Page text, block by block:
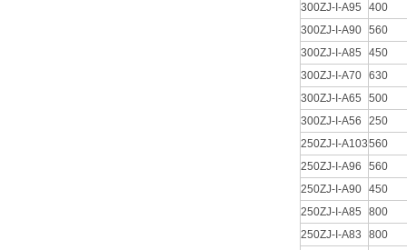
300ZJ-I-A95
400
300ZJ-I-A90 560
300ZJ-I-A85
450
300ZJ-I-A70 630
300ZJ-I-A65
500
300ZJ-I-A56
250
250ZJ-I-A103560
250ZJ-I-A96
560
250ZJ-I-A90 450
250ZJ-I-A85
800
250ZJ-I-A83
800